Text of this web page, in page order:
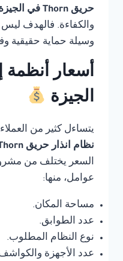
حريق Thorn في الجيزة
والكفاءة. فالهدف ليس
وسيلة حماية حقيقية
أسعار أنظمة
الجيزة
يتساءل كثير من
نظام انذار حريق Thorn في الجيزة
السعر يختلف من
عوامل، منها:
مساحة المكان.
عدد الطوابق.
نوع النظام المطلوب.
عدد الأجهزة